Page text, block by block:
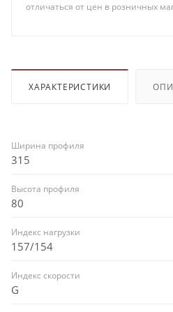
отличаться от цен в розничных
ХАРАКТЕРИСТИКИ
Ширина профиля
315
Высота профиля
80
Индекс нагрузки
157/154
Индекс скорости
G